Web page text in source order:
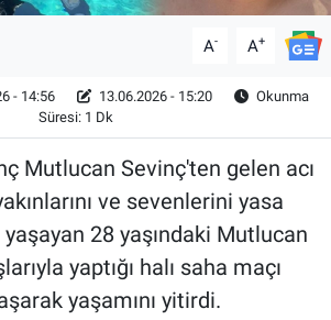
A- A+
- 14:56 13.06.2026 - 15:20
Okunma
Süresi: 1 Dk
Mutlucan Sevinç'ten gelen acı
ve sevenlerini yasa
28 yaşındaki Mutlucan
yaptığı halı saha maçı
yaşamını yitirdi.